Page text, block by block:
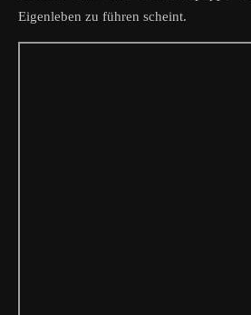
Eigenleben zu führen scheint.